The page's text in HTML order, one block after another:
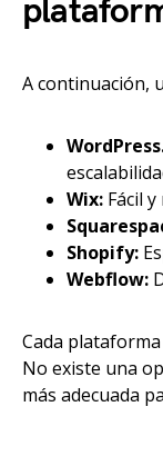
A continuación,
Wix: Fácil
Shopify:
Webflow:
Cada
No existe una
más adecuada